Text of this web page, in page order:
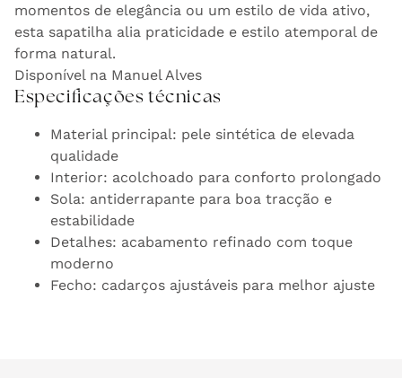
momentos de elegância ou um estilo de vida ativo,
esta sapatilha alia praticidade e estilo atemporal de
forma natural.
Disponível na Manuel Alves
Especificações técnicas
Material principal: pele sintética de elevada
qualidade
Interior: acolchoado para conforto prolongado
Sola: antiderrapante para boa tracção e
estabilidade
Detalhes: acabamento refinado com toque
moderno
Fecho: cadarços ajustáveis para melhor ajuste